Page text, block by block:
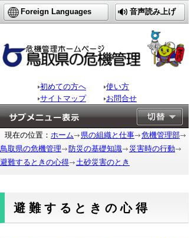
Foreign Languages 音声読み上げ
初めての方へ
使い方
サイトマップ
お問合せ
現在の位置： ホーム 県の組織と仕事
危機管理部
鳥取県の危機管理
防災の基礎知識
災害時の行動
避難するときの心得
土砂災害のとき
避難するときの心得